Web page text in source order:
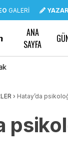
GALERİ
ANA
SAYFA
kızı Vera’ya
› Hatay’da